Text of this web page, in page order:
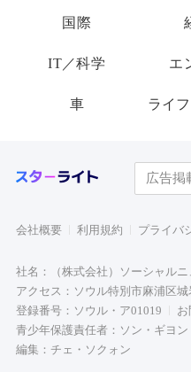
国際
IT／科学 エ
車 ライ
広告掲
会社概要 利用規約 プライバ
社名：（株式会社）ソーシャルニ
アクセス：ソウル特別市麻浦区城
登録番号：ソウル・ア01019
お
青少年保護責任者：ソン・ギヨン
編集：チェ・ソクォン